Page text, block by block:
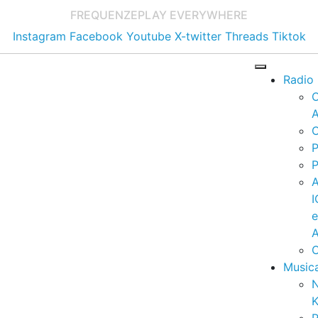
FREQUENZEPLAY EVERYWHERE
Instagram Facebook Youtube X-twitter Threads Tiktok
Radio
e